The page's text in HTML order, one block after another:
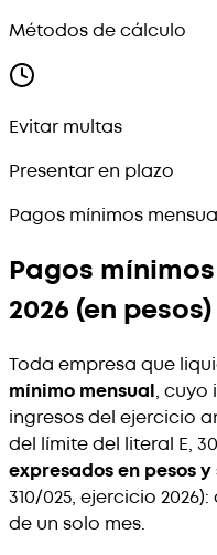
Métodos de cálculo
Evitar multas
Presentar en plazo
Pagos mínimos
Pagos
2026 (en pesos)
Toda empresa que
mínimo mensual, cuyo
ingresos del ejercicio
del límite del literal E,
expresados en pesos
310/025, ejercicio
de un solo mes.